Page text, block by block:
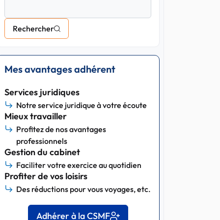
Rechercher
Mes avantages adhérent
Services juridiques
Notre service juridique à votre écoute
Mieux travailler
Profitez de nos avantages
professionnels
Gestion du cabinet
Faciliter votre exercice au quotidien
Profiter de vos loisirs
Des réductions pour vous voyages, etc.
Adhérer à la CSMF